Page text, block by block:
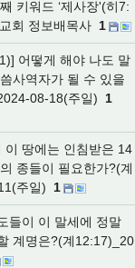
키워드 ‘제사장'(히7:
회 정보배목사 1
어떻게 해야 나도 말
사역자가 될 수 있을
08-18(주일)
1
이 땅에는 인침받은 14
종들이 필요한가?(계
주일)
1
들이 이 말세에 정말
계명은?(계12:17)_20